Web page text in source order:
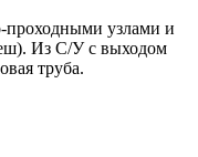
проходными узлами и
Из С/У с выходом
труба.